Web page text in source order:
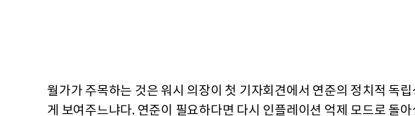
월가가 주목하는 것은 워시 의장이 첫 기자회견에서 연준의 정치적 독립
게 보여주느냐다. 연준이 필요하다면 다시 인플레이션 억제 모드로 돌아